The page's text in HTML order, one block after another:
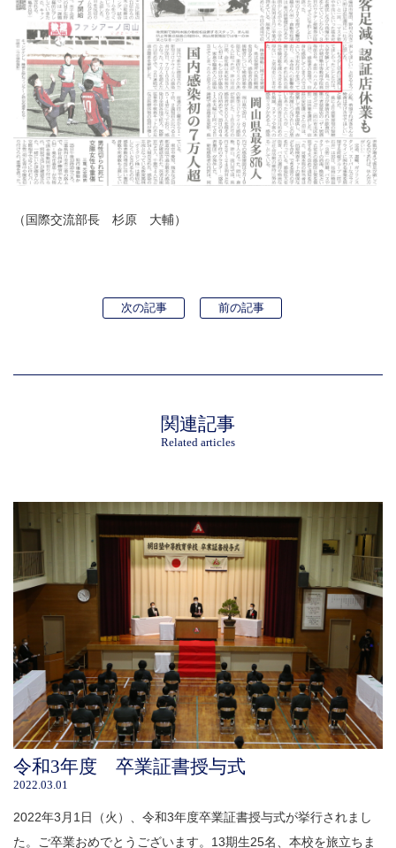
（国際交流部長 杉原 大輔）
次の記事 前の記事
関連記事
Related articles
令和3年度 卒業証書授与式
2022.03.01
2022年3月1日（火）、令和3年度卒業証書授与式が挙行されまし
た。ご卒業おめでとうございます。13期生25名、本校を旅立ちま